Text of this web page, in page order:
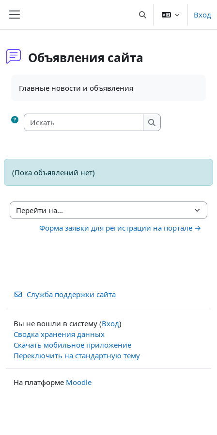
Изменить данныеВход
Объявления сайта
Главные новости и объявления
Искать
Искать
(Пока объявлений нет)
Перейти на...
Форма заявки для регистрации на портале →
Служба поддержки сайта
Вы не вошли в систему (Вход)
Сводка хранения данных
Скачать мобильное приложение
Переключить на стандартную тему
На платформе Moodle